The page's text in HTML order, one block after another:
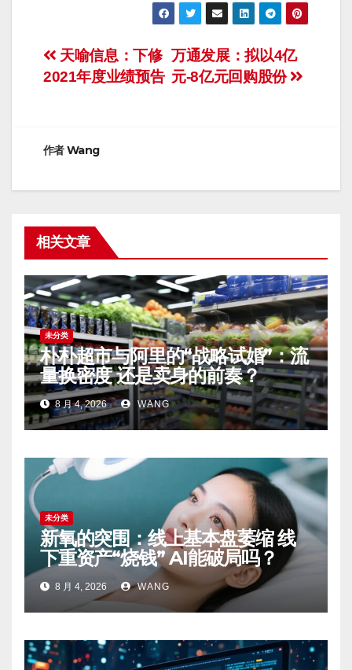
文
航
万通发展：拟以4亿
元-8亿元回购股份
天喻信息：下修
2021年度业绩预告
作者Wang
相关文章
未分类
朴朴超市与阿里的“战略试婚”：流
量换密度 还是卖身的前奏？
8 月 4, 2026 WANG
未分类
新氧的突围：线上基本盘萎缩 线
下重资产“烧钱” AI能破局吗？
8 月 4, 2026 WANG